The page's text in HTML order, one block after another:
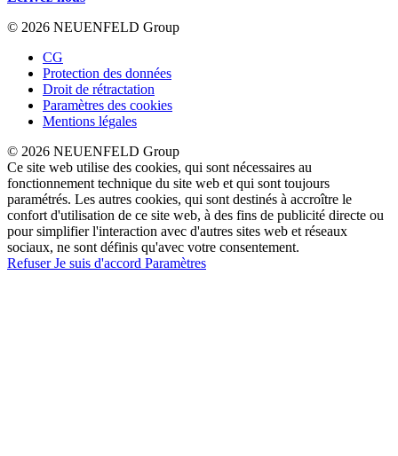
© 2026 NEUENFELD Group
CG
Protection des données
Droit de rétractation
Paramètres des cookies
Mentions légales
© 2026 NEUENFELD Group
Ce site web utilise des cookies, qui sont nécessaires au
fonctionnement technique du site web et qui sont toujours
paramétrés. Les autres cookies, qui sont destinés à accroître le
confort d'utilisation de ce site web, à des fins de publicité directe ou
pour simplifier l'interaction avec d'autres sites web et réseaux
sociaux, ne sont définis qu'avec votre consentement.
RefuserJe suis d'accord Paramètres